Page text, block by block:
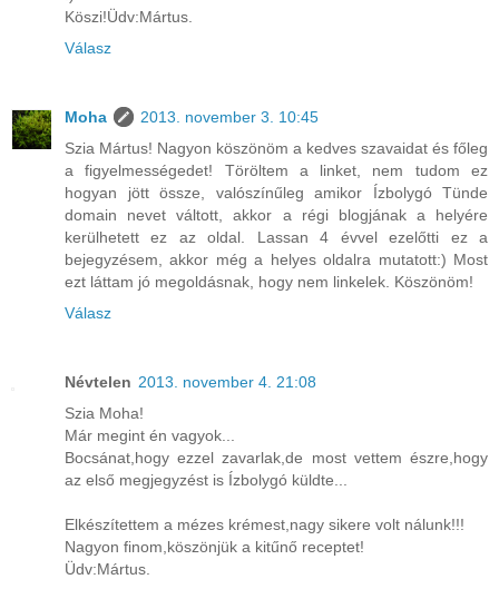
Köszi!Üdv:Mártus.
Válasz
Moha
2013. november 3. 10:45
Szia Mártus! Nagyon köszönöm a kedves szavaidat és főleg
a figyelmességedet! Töröltem a linket, nem tudom ez
hogyan jött össze, valószínűleg amikor Ízbolygó Tünde
domain nevet váltott, akkor a régi blogjának a helyére
kerülhetett ez az oldal. Lassan 4 évvel ezelőtti ez a
bejegyzésem, akkor még a helyes oldalra mutatott:) Most
ezt láttam jó megoldásnak, hogy nem linkelek. Köszönöm!
Válasz
Névtelen 2013. november 4. 21:08
Szia Moha!
Már megint én vagyok...
Bocsánat,hogy ezzel zavarlak,de most vettem észre,hogy
az első megjegyzést is Ízbolygó küldte...
Elkészítettem a mézes krémest,nagy sikere volt nálunk!!!
Nagyon finom,köszönjük a kitűnő receptet!
Üdv:Mártus.